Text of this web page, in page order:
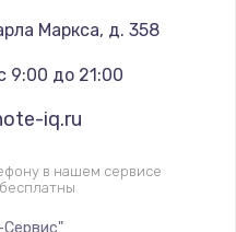
Маркса, д. 358
9:00 до 21:00
iq.ru
в нашем сервисе